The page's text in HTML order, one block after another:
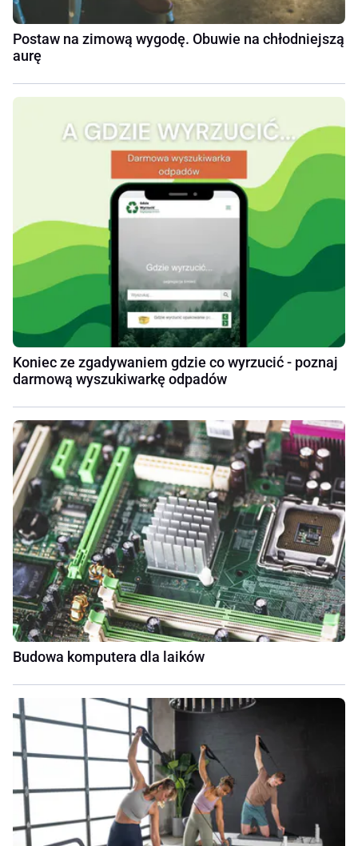
Postaw na zimową wygodę. Obuwie na chłodniejszą
aurę
Koniec ze zgadywaniem gdzie co wyrzucić - poznaj
darmową wyszukiwarkę odpadów
Budowa komputera dla laików